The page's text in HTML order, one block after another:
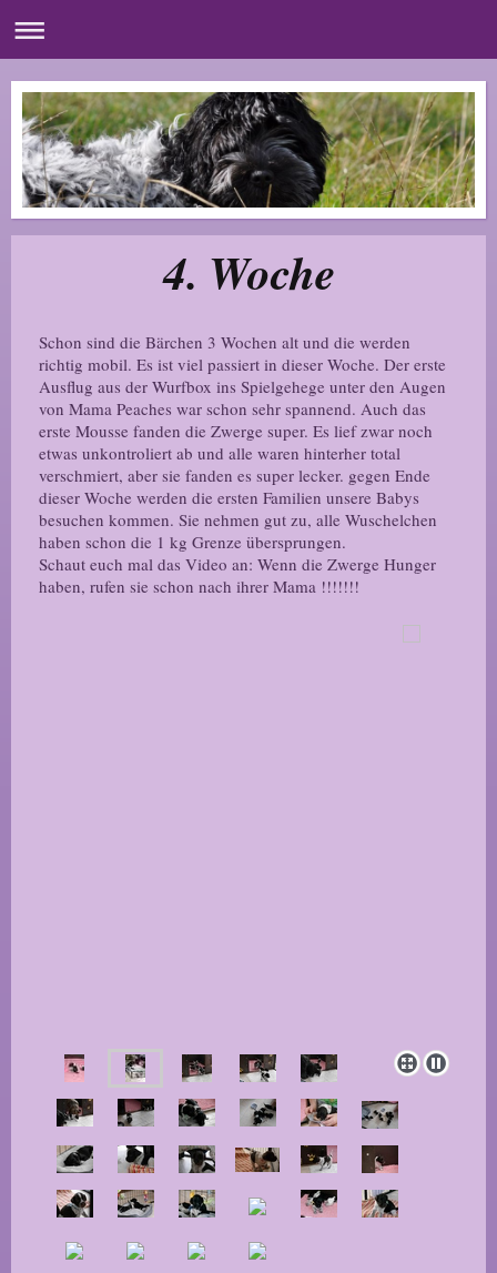
4. Woche
Schon sind die Bärchen 3 Wochen alt und die werden
richtig mobil. Es ist viel passiert in dieser Woche. Der erste
Ausflug aus der Wurfbox ins Spielgehege unter den Augen
von Mama Peaches war schon sehr spannend. Auch das
erste Mousse fanden die Zwerge super. Es lief zwar noch
etwas unkontroliert ab und alle waren hinterher total
verschmiert, aber sie fanden es super lecker. gegen Ende
dieser Woche werden die ersten Familien unsere Babys
besuchen kommen. Sie nehmen gut zu, alle Wuschelchen
haben schon die 1 kg Grenze übersprungen.
Schaut euch mal das Video an: Wenn die Zwerge Hunger
haben, rufen sie schon nach ihrer Mama !!!!!!!